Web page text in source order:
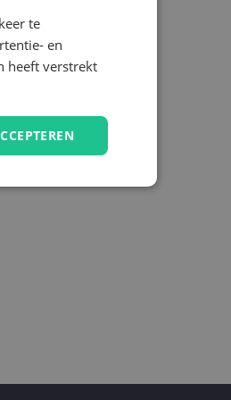
te
en
heeft verstrekt